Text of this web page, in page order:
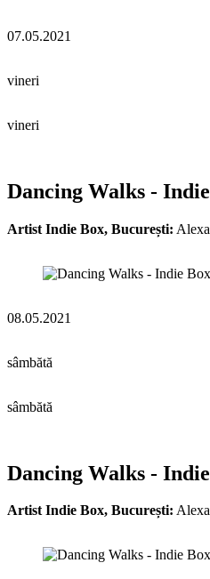
07.05.2021
vineri
vineri
Dancing Walks -
Artist Indie Box, București:
08.05.2021
sâmbătă
sâmbătă
Dancing Walks -
Artist Indie Box, București: